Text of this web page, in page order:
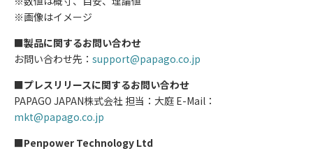
※画像はイメージ
■製品に関するお問い合わせ
お問い合わせ先： support@papago.co.jp
■プレスリリースに関するお問い合わせ
PAPAGO JAPAN株式会社 担当：大庭 E-Mail：
mkt@papago.co.jp
■Penpower Technology Ltd